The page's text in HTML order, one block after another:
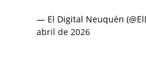
— El Digital Neuquén
abril de 2026